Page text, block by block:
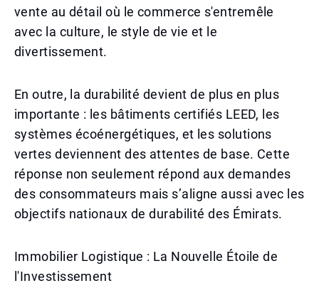
vente au détail où le commerce s'entremêle
avec la culture, le style de vie et le
divertissement.
En outre, la durabilité devient de plus en plus
importante : les bâtiments certifiés LEED, les
systèmes écoénergétiques, et les solutions
vertes deviennent des attentes de base. Cette
réponse non seulement répond aux demandes
des consommateurs mais s’aligne aussi avec les
objectifs nationaux de durabilité des Émirats.
Immobilier Logistique : La Nouvelle Étoile de
l'Investissement